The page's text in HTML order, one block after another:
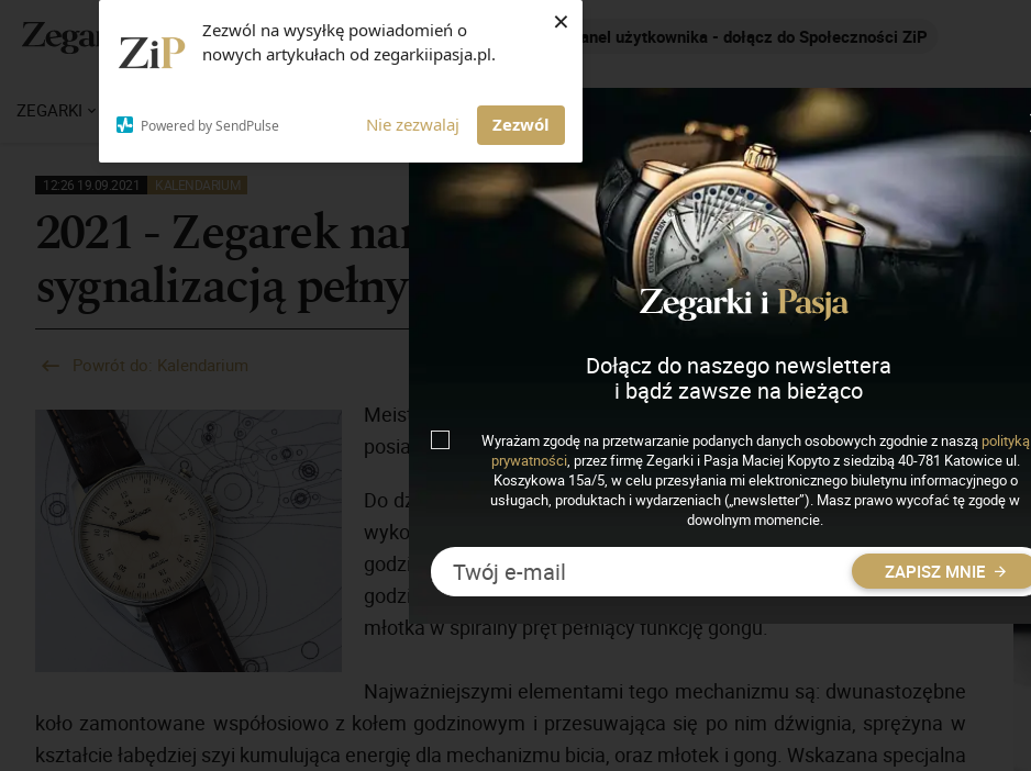
Zezwól na wysyłkę powiadomień o
nowych artykułach od zegarkiipasja.pl.
Powered by SendPulse Nie zezwalaj Zezwól
×
Panel użytkownika - dołącz do Społeczności ZiP Nakręcamy pozytywnie... cały czas!
ZEGARKI MAGAZYN ZEGARKI I PASJA
12:26 19.09.2021 KALENDARIUM
2021 - Zegarek naręczny z dźwiękową
sygnalizacją pełnych godzin
Powrót do: Kalendarium
MeisterSinger Bell Hora – jednowskazówkowy zegarek naręczny
posiadający dźwiękową sygnalizacją pełnych godzin.
Do dźwiękowej sygnalizacji upływającego czasu firma MeisterSinger
wykorzystała odpowiednio zmodyfikowany swój moduł skaczącej
godziny tj. „jumping hour”. Został zmieniony w taki sposób, aby co
godzinę zamiast obrotu dysku godzinowego wyzwalał uderzenie
młotka w spiralny pręt pełniący funkcję gongu.
Najważniejszymi elementami tego mechanizmu są: dwunastozębne
koło zamontowane współosiowo z kołem godzinowym i przesuwająca się po nim dźwignia, sprężyna w
kształcie łabędziej szyi kumulująca energię dla mechanizmu bicia, oraz młotek i gong. Wskazana specjalna
Dołącz do naszego newslettera
i bądź zawsze na bieżąco
Wyrażam zgodę na przetwarzanie podanych danych osobowych zgodnie z naszą polityką
prywatności, przez firmę Zegarki i Pasja Maciej Kopyto z siedzibą 40-781 Katowice ul.
Koszykowa 15a/5, w celu przesyłania mi elektronicznego biuletynu informacyjnego o
usługach, produktach i wydarzeniach („newsletter”). Masz prawo wycofać tę zgodę w
dowolnym momencie.
ZAPISZ MNIE